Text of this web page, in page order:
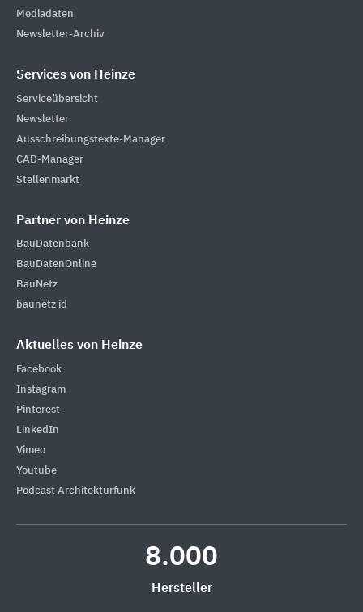
Mediadaten
Newsletter-Archiv
Services von Heinze
Serviceübersicht
Newsletter
Ausschreibungstexte-Manager
CAD-Manager
Stellenmarkt
Partner von Heinze
BauDatenbank
BauDatenOnline
BauNetz
baunetz id
Aktuelles von Heinze
Facebook
Instagram
Pinterest
LinkedIn
Vimeo
Youtube
Podcast Architekturfunk
8.000
Hersteller